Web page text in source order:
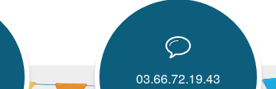
03.66.72.19.43